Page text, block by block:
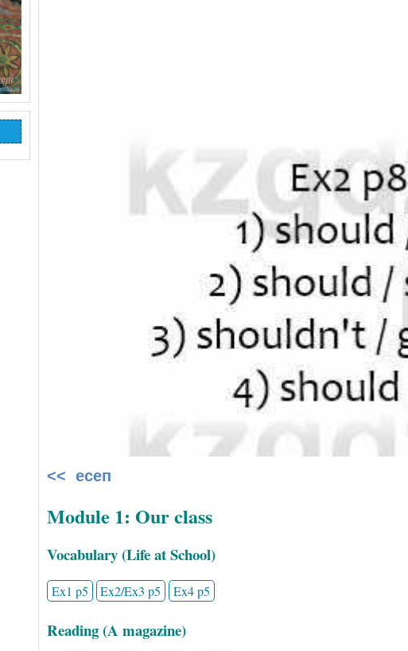
<< есеп
Module 1: Our class
Vocabulary (Life at School)
Ex1 p5 Ex2/Ex3 p5 Ex4 p5
Reading (A magazine)